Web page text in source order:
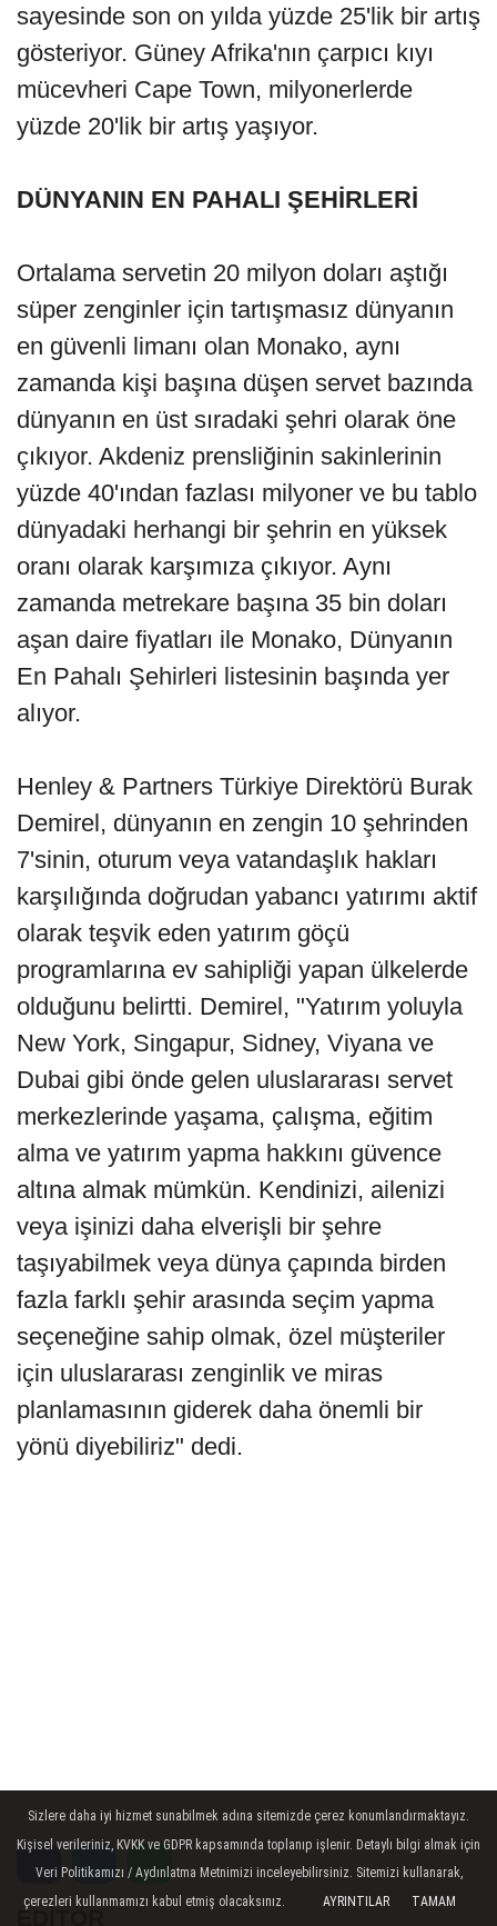
sayesinde son on yılda yüzde 25'lik bir artış
gösteriyor. Güney Afrika'nın çarpıcı kıyı
mücevheri Cape Town, milyonerlerde
yüzde 20'lik bir artış yaşıyor.
DÜNYANIN EN PAHALI ŞEHİRLERİ
Ortalama servetin 20 milyon doları aştığı
süper zenginler için tartışmasız dünyanın
en güvenli limanı olan Monako, aynı
zamanda kişi başına düşen servet bazında
dünyanın en üst sıradaki şehri olarak öne
çıkıyor. Akdeniz prensliğinin sakinlerinin
yüzde 40'ından fazlası milyoner ve bu tablo
dünyadaki herhangi bir şehrin en yüksek
oranı olarak karşımıza çıkıyor. Aynı
zamanda metrekare başına 35 bin doları
aşan daire fiyatları ile Monako, Dünyanın
En Pahalı Şehirleri listesinin başında yer
alıyor.
Henley & Partners Türkiye Direktörü Burak
Demirel, dünyanın en zengin 10 şehrinden
7'sinin, oturum veya vatandaşlık hakları
karşılığında doğrudan yabancı yatırımı aktif
olarak teşvik eden yatırım göçü
programlarına ev sahipliği yapan ülkelerde
olduğunu belirtti. Demirel, "Yatırım yoluyla
New York, Singapur, Sidney, Viyana ve
Dubai gibi önde gelen uluslararası servet
merkezlerinde yaşama, çalışma, eğitim
alma ve yatırım yapma hakkını güvence
altına almak mümkün. Kendinizi, ailenizi
veya işinizi daha elverişli bir şehre
taşıyabilmek veya dünya çapında birden
fazla farklı şehir arasında seçim yapma
seçeneğine sahip olmak, özel müşteriler
için uluslararası zenginlik ve miras
planlamasının giderek daha önemli bir
yönü diyebiliriz" dedi.
EDİTÖR
Sizlere daha iyi hizmet sunabilmek adına sitemizde çerez konumlandırmaktayız.
Kişisel verileriniz, KVKK ve GDPR kapsamında toplanıp işlenir. Detaylı bilgi almak için
Veri Politikamızı / Aydınlatma Metnimizi inceleyebilirsiniz. Sitemizi kullanarak,
çerezleri kullanmamızı kabul etmiş olacaksınız.
AYRINTILAR TAMAM